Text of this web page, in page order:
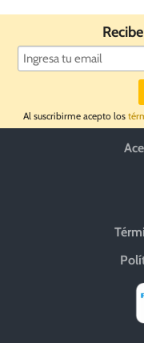
Al suscribirme acepto los